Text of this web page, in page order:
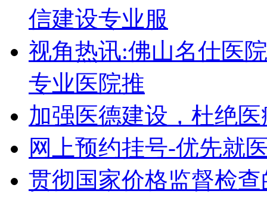
信建设专业服
视角热讯:佛山名仕医
专业医院推
加强医德建设，杜绝
网上预约挂号-优先就
贯彻国家价格监督检